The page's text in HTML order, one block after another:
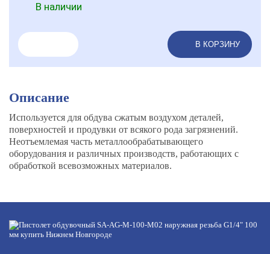
В наличии
В КОРЗИНУ
Описание
Используется для обдува сжатым воздухом деталей,
поверхностей и продувки от всякого рода загрязнений.
Неотъемлемая часть металлообрабатывающего
оборудования и различных производств, работающих с
обработкой всевозможных материалов.